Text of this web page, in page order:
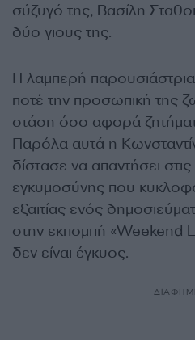
σύζυγό της, Βασίλη
δύο γιους της.
Η λαμπερή παρουσιάστρια
ποτέ την προσωπική της
στάση όσο αφορά
Παρόλα αυτά η
δίστασε να απαντήσει
εγκυμοσύνης που
εξαιτίας ενός
στην εκπομπή «Weekend
δεν είναι έγκυος.